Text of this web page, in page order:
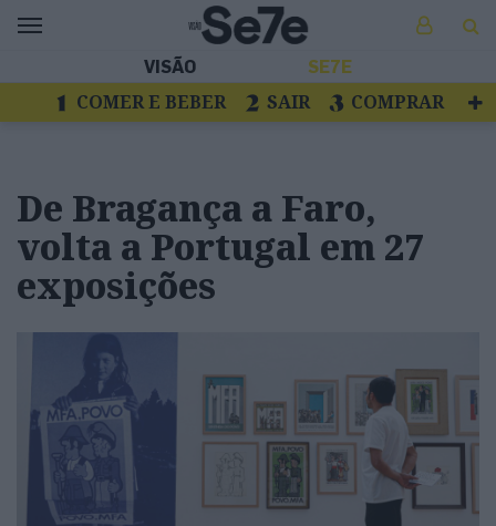
VISÃO SE7E
COMER E BEBER SAIR
COMPRAR
De Bragança a Faro,
volta a Portugal em 27
exposições